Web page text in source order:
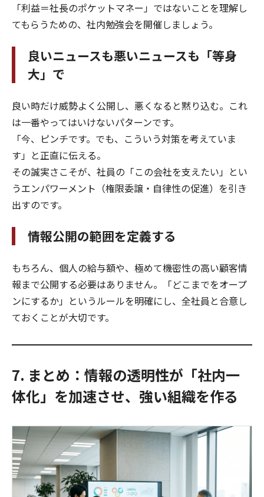
「利益＝社長のポケットマネー」ではないことを理解し
てもらうための、社内勉強会を開催しましょう。
良いニュースも悪いニュースも「等身
大」で
良い時だけ威勢よく公開し、悪くなると黙り込む。これ
は一番やってはいけないパターンです。
「今、ピンチです。でも、こういう対策を考えていま
す」と正直に伝える。
その誠実さこそが、社員の「この会社を支えたい」とい
うエンパワーメント（権限委譲・自律性の促進）を引き
出すのです。
情報公開の範囲を定義する
もちろん、個人の給与額や、極めて機密性の高い顧客情
報まで公開する必要はありません。「どこまでをオープ
ンにするか」というルールを明確にし、全社員と合意し
ておくことが大切です。
7. まとめ：情報の透明性が「社内一
体化」を加速させ、強い組織を作る